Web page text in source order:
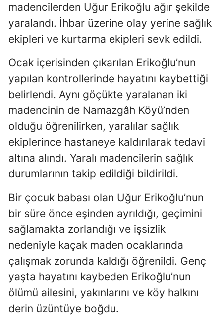
madencilerden Uğur Erikoğlu ağır şekilde
yaralandı. İhbar üzerine olay yerine sağlık
ekipleri ve kurtarma ekipleri sevk edildi.
Ocak içerisinden çıkarılan Erikoğlu’nun
yapılan kontrollerinde hayatını kaybettiği
belirlendi. Aynı göçükte yaralanan iki
madencinin de Namazgâh Köyü’nden
olduğu öğrenilirken, yaralılar sağlık
ekiplerince hastaneye kaldırılarak tedavi
altına alındı. Yaralı madencilerin sağlık
durumlarının takip edildiği bildirildi.
Bir çocuk babası olan Uğur Erikoğlu’nun
bir süre önce eşinden ayrıldığı, geçimini
sağlamakta zorlandığı ve işsizlik
nedeniyle kaçak maden ocaklarında
çalışmak zorunda kaldığı öğrenildi. Genç
yaşta hayatını kaybeden Erikoğlu’nun
ölümü ailesini, yakınlarını ve köy halkını
derin üzüntüye boğdu.